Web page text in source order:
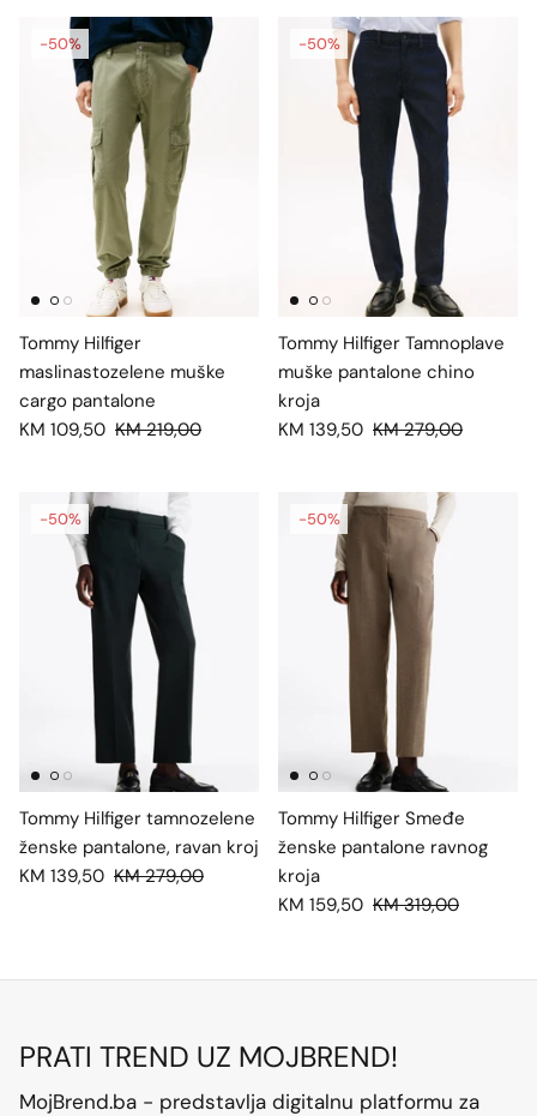
-50%
Tommy Hilfiger
maslinastozelene muške
cargo pantalone
KM 109,50 KM 219,00
-50%
Tommy Hilfiger Tamnoplave
muške pantalone chino
kroja
KM 139,50 KM 279,00
-50%
Tommy Hilfiger tamnozelene
ženske pantalone, ravan kroj
KM 139,50 KM 279,00
-50%
Tommy Hilfiger Smeđe
ženske pantalone ravnog
kroja
KM 159,50 KM 319,00
PRATI TREND UZ MOJBREND!
MojBrend.ba - predstavlja digitalnu platformu za